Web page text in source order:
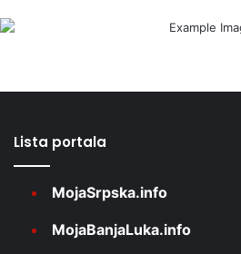
Lista portala
MojaSrpska.info
MojaBanjaLuka.info